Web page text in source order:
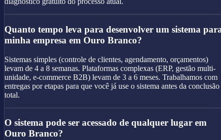
Quanto tempo leva para desenvolver um sistema
minha empresa em Ouro Branco?
Sistemas simples (controle de clientes, agendamento, orçamentos)
levam de 4 a 8 semanas. Plataformas complexas (ERP, gestão multi-
unidade, e-commerce B2B) levam de 3 a 6 meses. Trabalhamos com
entregas por etapas para que você já use o sistema antes da conclusão
total.
O sistema pode ser acessado de qualquer lugar em
Ouro Branco?